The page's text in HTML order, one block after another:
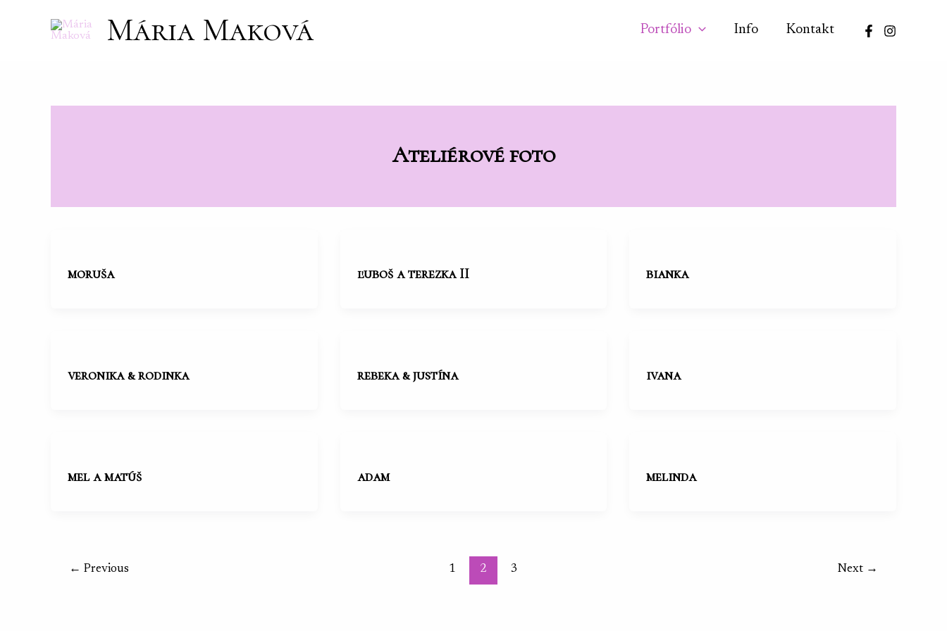
Mária Maková Portfólio Info Kontakt
Ateliérové foto
moruša ľuboš a terezka II bianka
veronika & rodinka rebeka & justína ivana
mel a matúš adam melinda
← Previous 1 2 3 Next →